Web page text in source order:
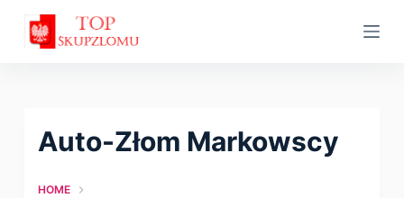
Auto-Złom Markowscy
HOME